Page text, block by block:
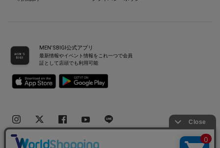
MEN’SBIGI公式アプリ
最新情報やイベント情報をこれ一つで会員
証として店頭でも利用可能